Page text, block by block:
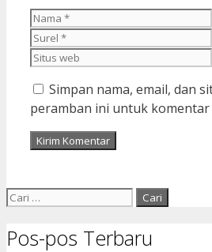
Nama
Simpan nama, email, dan
peramban ini untuk komentar
Cari
Pos-pos Terbaru